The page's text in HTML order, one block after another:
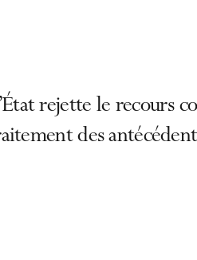
rejette le recours
des